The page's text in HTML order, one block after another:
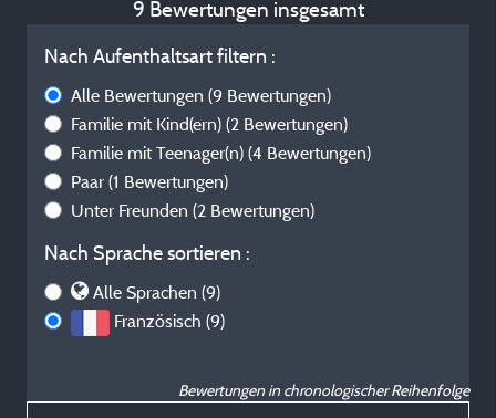
9 Bewertungen insgesamt
Nach Aufenthaltsart filtern :
Alle Bewertungen (9 Bewertungen)
Familie mit Kind(ern) (2 Bewertungen)
Familie mit Teenager(n) (4 Bewertungen)
Paar (1 Bewertungen)
Unter Freunden (2 Bewertungen)
Nach Sprache sortieren :
Alle Sprachen (9)
Französisch (9)
Bewertungen in chronologischer Reihenfolge